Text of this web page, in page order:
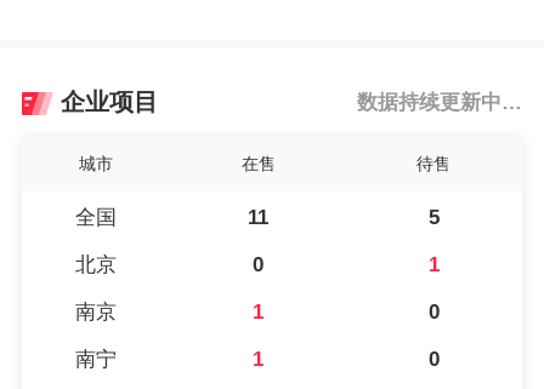
企业项目 数据持续更新中…
城市 在售 待售
全国 11 5
北京 0 1
南京 1 0
南宁 1 0